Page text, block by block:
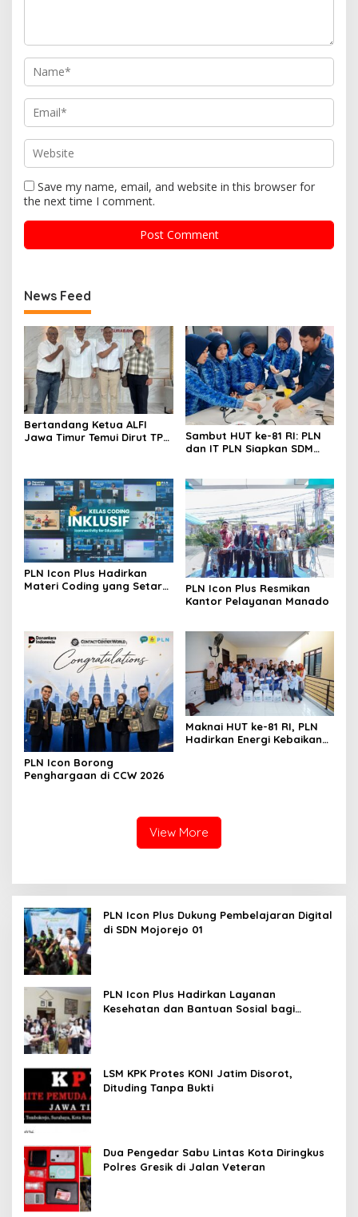
Save my name, email, and website in this browser for
the next time I comment.
News Feed
Bertandang Ketua ALFI
Jawa Timur Temui Dirut TPS
Sambut HUT ke-81 RI: PLN
dan IT PLN Siapkan SDM
PLN Icon Plus Hadirkan
Materi Coding yang Setara
PLN Icon Plus Resmikan
Kantor Pelayanan Manado
PLN Icon Borong
Penghargaan di CCW 2026
Maknai HUT ke-81 RI, PLN
Hadirkan Energi Kebaikan
View More
PLN Icon Plus Dukung Pembelajaran Digital
di SDN Mojorejo 01
PLN Icon Plus Hadirkan Layanan
Kesehatan dan Bantuan Sosial bagi
LSM KPK Protes KONI Jatim Disorot,
Dituding Tanpa Bukti
Dua Pengedar Sabu Lintas Kota Diringkus
Polres Gresik di Jalan Veteran